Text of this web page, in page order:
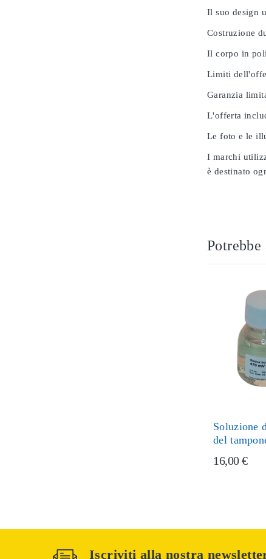
Il suo design
Costruzione
Il corpo in
Limiti
Garanzia
L'offerta
Le foto e le
I marchi
è destinato
Soluzione
del
16,00 €
Iscriviti alla nostra